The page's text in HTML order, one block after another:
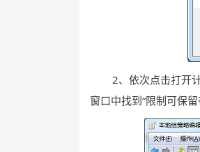
2、依次点击打
窗口中找到“限制可保